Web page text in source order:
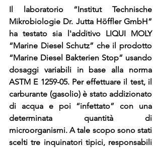
Il laboratorio “Institut Technische
Mikrobiologie Dr. Jutta Höffler GmbH”
ha testato sia l'additivo LIQUI MOLY
“Marine Diesel Schutz” che il prodotto
“Marine Diesel Bakterien Stop” usando
dosaggi variabili in base alla norma
ASTM E 1259-05. Per effettuare il test, il
carburante (gasolio) è stato addizionato
di acqua e poi “infettato” con una
determinata quantità di
microorganismi. A tale scopo sono stati
scelti tre inquinatori tipici, responsabili